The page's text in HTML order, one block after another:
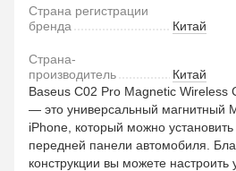
Страна регистрации
бренда
Китай
Страна-
производитель
Китай
Baseus C02 Pro Magnetic Wireless
— это универсальный магнитный
iPhone, который можно
передней панели автомобиля.
конструкции вы можете настроить